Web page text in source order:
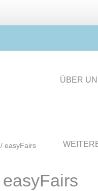
ÜBER
/ easyFairs
easyFairs